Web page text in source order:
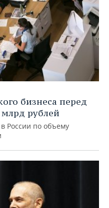
бизнеса перед
рублей
России по объему